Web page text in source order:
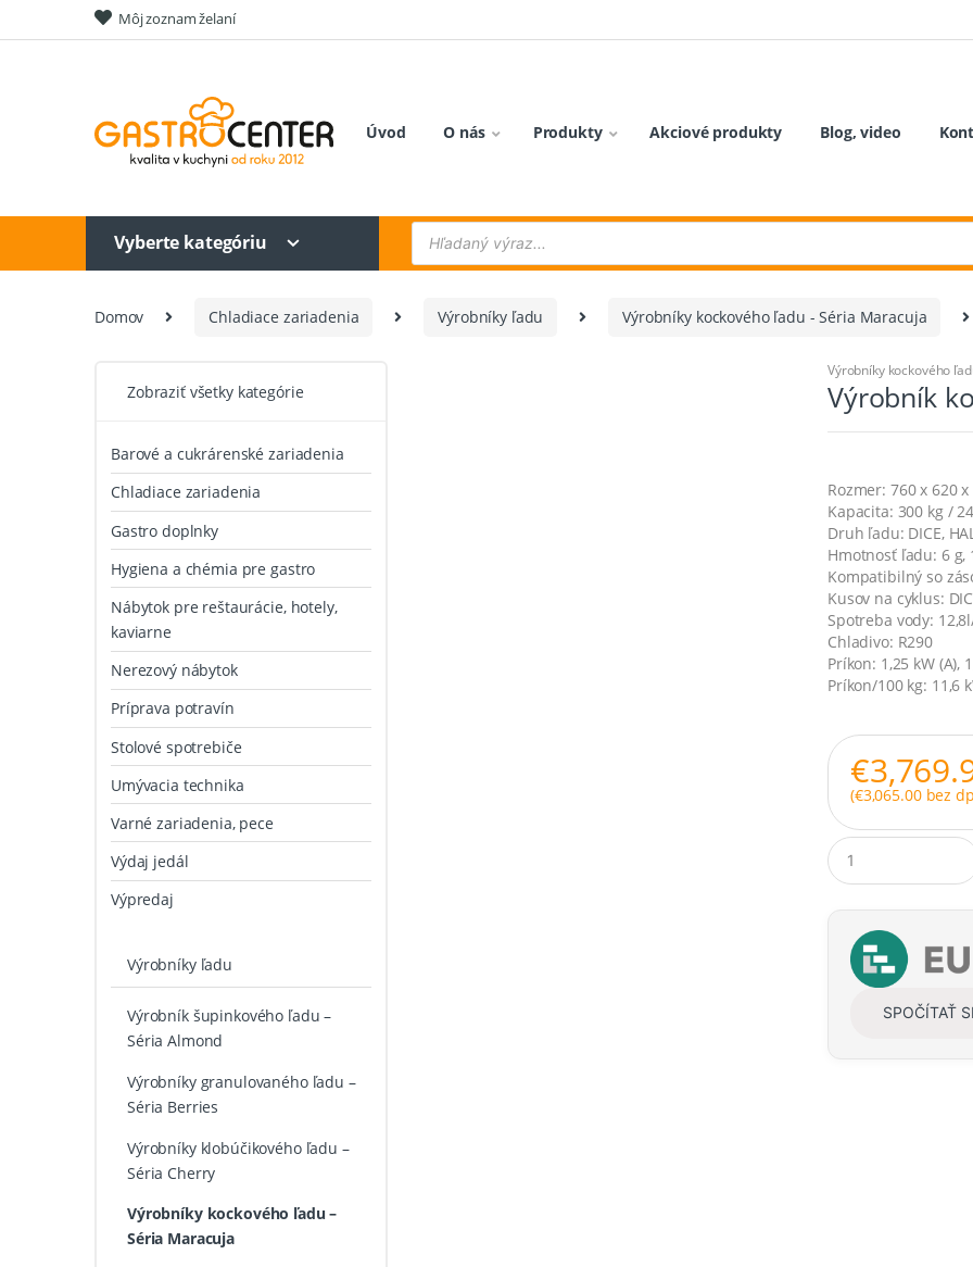
to
to
Môj zoznam želaní
Úvod O nás Produkty Akciové produkty Blog, video
Vyberte kategóriu
Products
search
Domov Chladiace zariadenia Výrobníky ľadu Výrobníky kockového ľadu - Séria Maracuja
Výrobníky kockového
Výrobník
Rozmer: 760 x 620
Kapacita: 300 kg /
Druh ľadu: DICE,
Hmotnosť ľadu: 6 g,
Kompatibilný so
Kusov na cyklus:
Spotreba vody:
Chladivo: R290
Príkon: 1,25 kW (A),
Príkon/100 kg: 11,6
€
(€3,065.00bez
Q
u
t
SPOČÍTAŤ
Zobraziť všetky kategórie
Barové a cukrárenské zariadenia
Chladiace zariadenia
Gastro doplnky
Hygiena a chémia pre gastro
Nábytok pre reštaurácie, hotely,
kaviarne
Nerezový nábytok
Príprava potravín
Stolové spotrebiče
Umývacia technika
Varné zariadenia, pece
Výdaj jedál
Výpredaj
Výrobníky ľadu
Výrobník šupinkového ľadu –
Séria Almond
Výrobníky granulovaného ľadu –
Séria Berries
Výrobníky klobúčikového ľadu –
Séria Cherry
Výrobníky kockového ľadu –
Séria Maracuja